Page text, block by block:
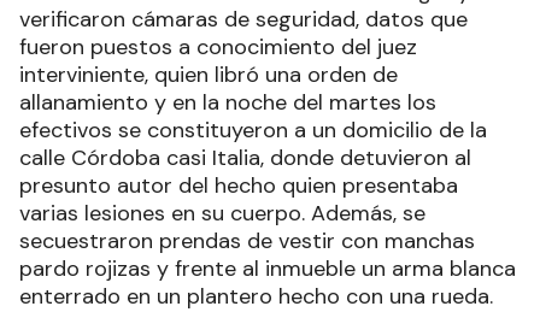
verificaron cámaras de seguridad, datos que
fueron puestos a conocimiento del juez
interviniente, quien libró una orden de
allanamiento y en la noche del martes los
efectivos se constituyeron a un domicilio de la
calle Córdoba casi Italia, donde detuvieron al
presunto autor del hecho quien presentaba
varias lesiones en su cuerpo. Además, se
secuestraron prendas de vestir con manchas
pardo rojizas y frente al inmueble un arma blanca
enterrado en un plantero hecho con una rueda.